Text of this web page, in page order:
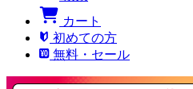
カート
初めての方
無料・セール